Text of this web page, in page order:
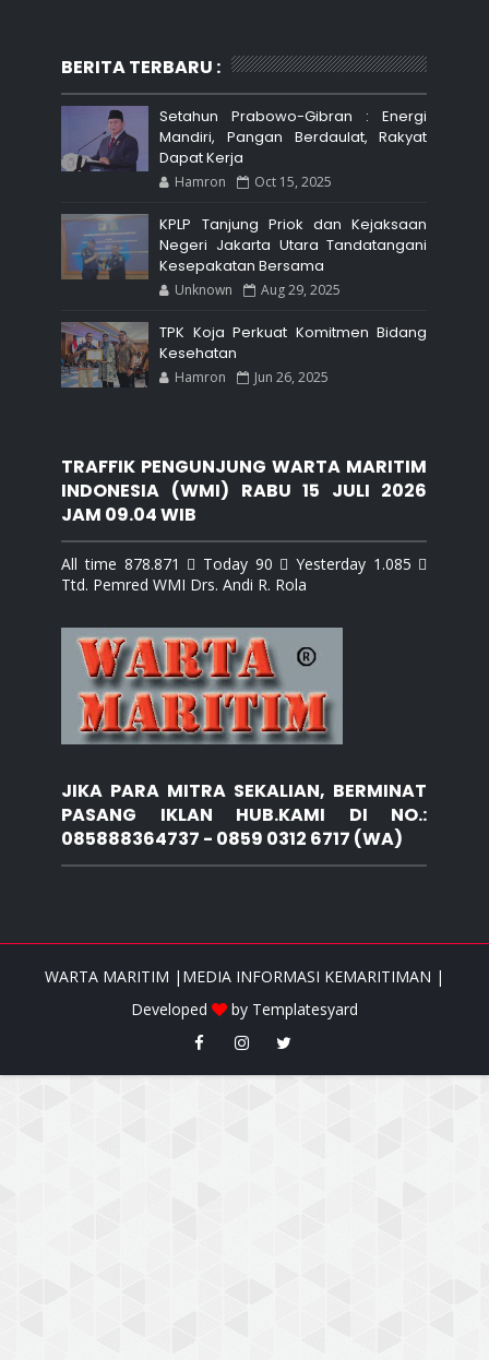
BERITA TERBARU :
Setahun Prabowo-Gibran : Energi
Mandiri, Pangan Berdaulat, Rakyat
Dapat Kerja
Hamron Oct 15, 2025
KPLP Tanjung Priok dan Kejaksaan
Negeri Jakarta Utara Tandatangani
Kesepakatan Bersama
Unknown Aug 29, 2025
TPK Koja Perkuat Komitmen Bidang
Kesehatan
Hamron Jun 26, 2025
TRAFFIK PENGUNJUNG WARTA MARITIM
INDONESIA (WMI) RABU 15 JULI 2026
JAM 09.04 WIB
All time 878.871  Today 90  Yesterday 1.085 
Ttd. Pemred WMI Drs. Andi R. Rola
JIKA PARA MITRA SEKALIAN, BERMINAT
PASANG IKLAN HUB.KAMI DI NO.:
085888364737 - 0859 0312 6717 (WA)
WARTA MARITIM |MEDIA INFORMASI KEMARITIMAN |
Developed
by Templatesyard